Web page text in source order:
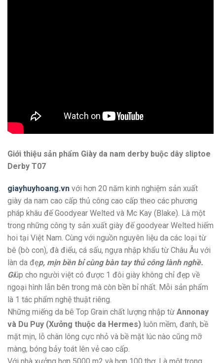
Giới thiệu sản phẩm Giày da nam derby buộc dây sliptoe
Derby T07
giayhuyhoang.vn với hơn 20 năm kinh nghiệm sản xuất
giày da nam cao cấp thủ công cao cấp theo các phương
pháp khâu đế Goodyear Welted và Mc Kay (Blake). Là một
trong những công ty sản xuất giày đế goodyear Welted hiếm
hoi tại Việt Nam. Cùng với nguồn nguyên liệu da các loại từ
bê (bò con), đà điểu, cá sấu, ngựa nhập khẩu từ Châu Âu với
làn da đẹp, mịn bền bỉ cùng bàn tay thủ công lành nghề.
Giúp cho người việt có được 1 đôi giày không chỉ đẹp về
ngoại hình lẫn bên trong mà còn bền bỉ nhất. Mỗi sản phẩm
là 1 tác phẩm nghệ thuật riêng.
Những miếng da bê Top Grain chất lượng nhập từ Annonay
và Du Puy (Xưởng thuộc da Hermes) luôn mềm, đanh, bề
mặt mịn, lỗ chân lông cực nhỏ và bề mặt lúc nào cũng mỡ
màng, bóng bảy toát lên vẻ cao cấp.